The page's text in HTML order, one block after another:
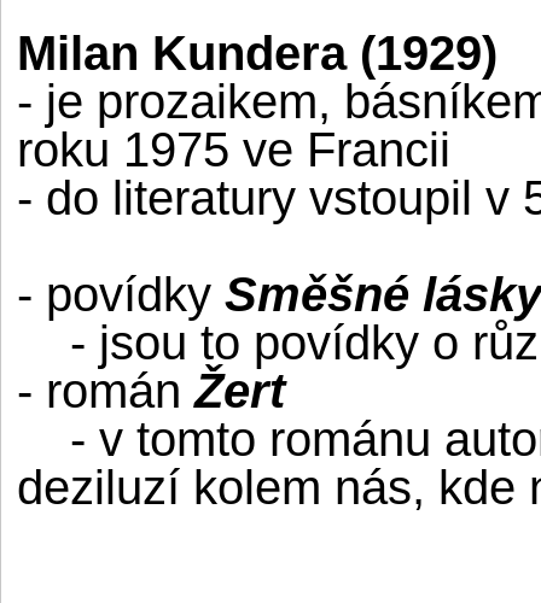
Milan Kundera (1929)
- je prozaikem,
roku 1975 ve Francii
- do literatury vstoupil v
- povídky Směšné lásky
- jsou to povídky o
- románŽert
- v tomto románu
deziluzí kolem nás, kde